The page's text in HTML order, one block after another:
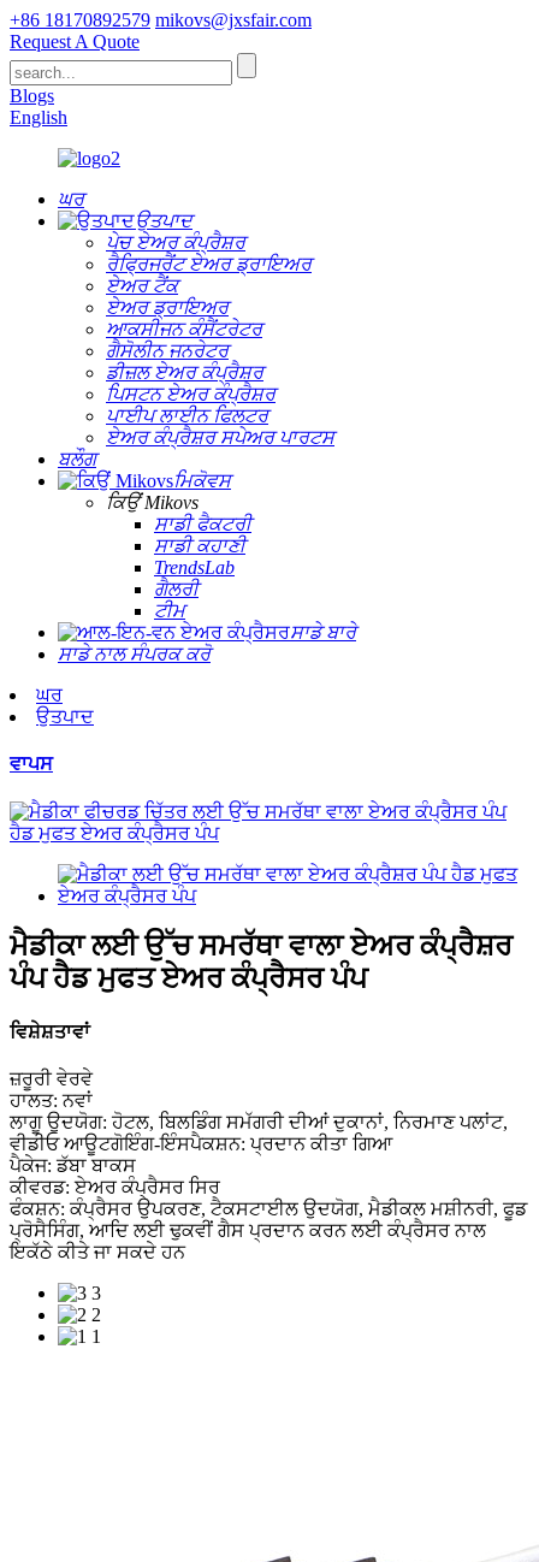
+86 18170892579 mikovs@jxsfair.com
Request A Quote
Blogs
English
ਘਰ
ਉਤਪਾਦ
ਪੇਚ ਏਅਰ ਕੰਪ੍ਰੈਸ਼ਰ
ਰੈਫ੍ਰਿਜਰੈਂਟ ਏਅਰ ਡ੍ਰਾਇਅਰ
ਏਅਰ ਟੈਂਕ
ਏਅਰ ਡ੍ਰਾਇਅਰ
ਆਕਸੀਜਨ ਕੰਸੈਂਟਰੇਟਰ
ਗੈਸੋਲੀਨ ਜਨਰੇਟਰ
ਡੀਜ਼ਲ ਏਅਰ ਕੰਪ੍ਰੈਸ਼ਰ
ਪਿਸਟਨ ਏਅਰ ਕੰਪ੍ਰੈਸ਼ਰ
ਪਾਈਪ ਲਾਈਨ ਫਿਲਟਰ
ਏਅਰ ਕੰਪ੍ਰੈਸ਼ਰ ਸਪੇਅਰ ਪਾਰਟਸ
ਬਲੌਗ
ਮਿਕੋਵਸ
ਕਿਉਂ Mikovs
ਸਾਡੀ ਫੈਕਟਰੀ
ਸਾਡੀ ਕਹਾਣੀ
TrendsLab
ਗੈਲਰੀ
ਟੀਮ
ਸਾਡੇ ਬਾਰੇ
ਸਾਡੇ ਨਾਲ ਸੰਪਰਕ ਕਰੋ
ਘਰ
ਉਤਪਾਦ
ਵਾਪਸ
ਮੈਡੀਕਾ ਲਈ ਉੱਚ ਸਮਰੱਥਾ ਵਾਲਾ ਏਅਰ ਕੰਪ੍ਰੈਸ਼ਰ
ਪੰਪ ਹੈਡ ਮੁਫਤ ਏਅਰ ਕੰਪ੍ਰੈਸਰ ਪੰਪ
ਵਿਸ਼ੇਸ਼ਤਾਵਾਂ
ਜ਼ਰੂਰੀ ਵੇਰਵੇ
ਹਾਲਤ: ਨਵਾਂ
ਲਾਗੂ ਉਦਯੋਗ: ਹੋਟਲ, ਬਿਲਡਿੰਗ ਸਮੱਗਰੀ ਦੀਆਂ ਦੁਕਾਨਾਂ, ਨਿਰਮਾਣ ਪਲਾਂਟ,
ਵੀਡੀਓ ਆਊਟਗੋਇੰਗ-ਇੰਸਪੈਕਸ਼ਨ: ਪ੍ਰਦਾਨ ਕੀਤਾ ਗਿਆ
ਪੈਕੇਜ: ਡੱਬਾ ਬਾਕਸ
ਕੀਵਰਡ: ਏਅਰ ਕੰਪ੍ਰੈਸਰ ਸਿਰ
ਫੰਕਸ਼ਨ: ਕੰਪ੍ਰੈਸਰ ਉਪਕਰਣ, ਟੈਕਸਟਾਈਲ ਉਦਯੋਗ, ਮੈਡੀਕਲ ਮਸ਼ੀਨਰੀ, ਫੂਡ
ਪ੍ਰੋਸੈਸਿੰਗ, ਆਦਿ ਲਈ ਢੁਕਵੀਂ ਗੈਸ ਪ੍ਰਦਾਨ ਕਰਨ ਲਈ ਕੰਪ੍ਰੈਸਰ ਨਾਲ
ਇਕੱਠੇ ਕੀਤੇ ਜਾ ਸਕਦੇ ਹਨ
3
2
1